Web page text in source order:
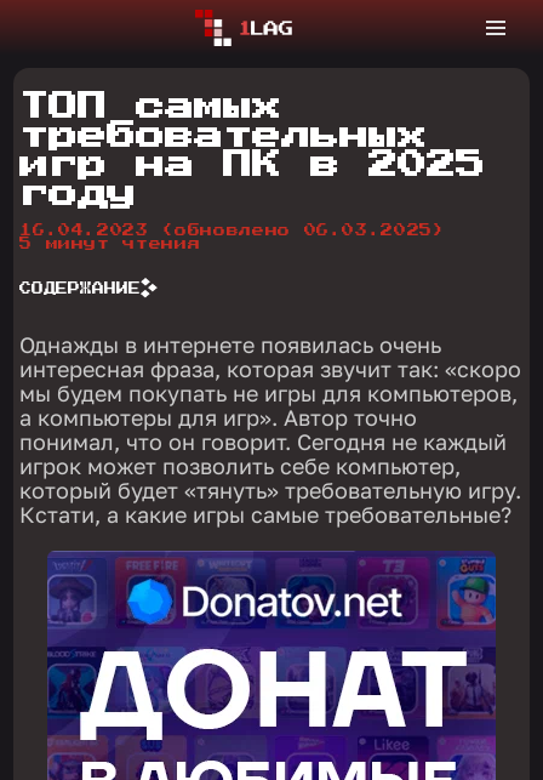
ТОП самых
требовательных
игр на ПК в 2025
году
16.04.2023
(обновлено 06.03.2025)
5 минут чтения
СОДЕРЖАНИЕ
Однажды в интернете появилась очень
интересная фраза, которая звучит так: «скоро
мы будем покупать не игры для компьютеров,
а компьютеры для игр». Автор точно
понимал, что он говорит. Сегодня не каждый
игрок может позволить себе компьютер,
который будет «тянуть» требовательную игру.
Кстати, а какие игры самые требовательные?